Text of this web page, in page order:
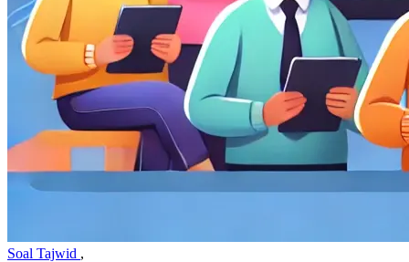
Soal Tajwid ,